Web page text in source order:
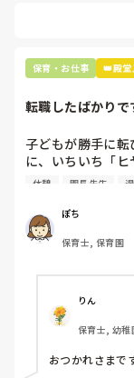
て貰い、主任
保育・お仕事 👑殿堂
転職したばかりで
子どもが勝手に
に、いちいち「ヒ
と書かされ
（そう言う本人は
しかも、上司に↑
ちゃんと考えて
呼ばれて一緒に
これだけで30〜
皆さんの園はどう
休憩 園長先生
ぽち
保育士, 保育園
りん
保育士, 幼
おつかれさまです